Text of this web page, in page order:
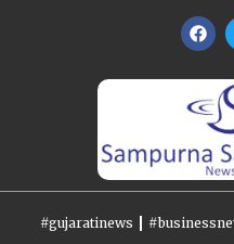
#gujaratinews